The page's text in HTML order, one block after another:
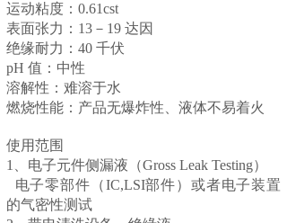
运动粘度：0.61cst
表面张力：13－19 达因
绝缘耐力：40 千伏
pH 值：中性
溶解性：难溶于水
燃烧性能：产品无爆炸性、液体不易着火
使用范围
1、电子元件侧漏液（Gross Leak Testing）
电子零部件（IC,LSI部件）或者电子装置
的气密性测试